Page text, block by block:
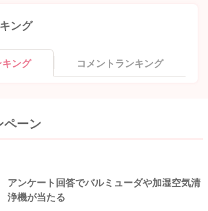
ング
ング コメントランキング
ペーン
アンケート回答でバルミューダや加湿空気清
浄機が当たる